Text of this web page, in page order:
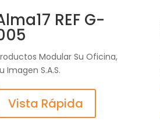
REF G-
Modular Su Oficina,
Imagen S.A.S.
Vista Rápida